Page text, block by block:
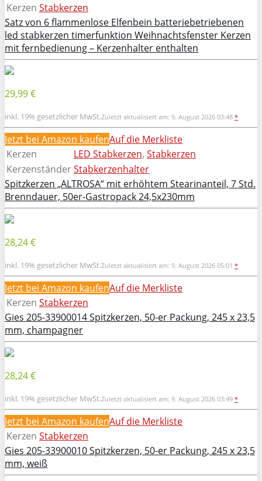
Kerzen Stabkerzen
Satz von 6 flammenlose Elfenbein batteriebetriebenen
led stabkerzen timerfunktion Weihnachtsfenster Kerzen
mit fernbedienung – Kerzenhalter enthalten
29,99 €
inkl. 19% gesetzlicher MwSt.Zuletzt aktualisiert am: 9. August 2026 03:48 *
Jetzt bei Amazon kaufenAuf die Merkliste
Kerzen
LED Stabkerzen, Stabkerzen
KerzenständerStabkerzenhalter
Spitzkerzen „ALTROSA“ mit erhöhtem Stearinanteil, 7 Std.
Brenndauer, 50er-Gastropack 24,5x230mm
28,24 €
inkl. 19% gesetzlicher MwSt.Zuletzt aktualisiert am: 9. August 2026 05:01 *
Jetzt bei Amazon kaufenAuf die Merkliste
Kerzen Stabkerzen
Gies 205-33900014 Spitzkerzen, 50-er Packung, 245 x 23,5
mm, champagner
28,24 €
inkl. 19% gesetzlicher MwSt.Zuletzt aktualisiert am: 9. August 2026 03:49 *
Jetzt bei Amazon kaufenAuf die Merkliste
Kerzen Stabkerzen
Gies 205-33900010 Spitzkerzen, 50-er Packung, 245 x 23,5
mm, weiß